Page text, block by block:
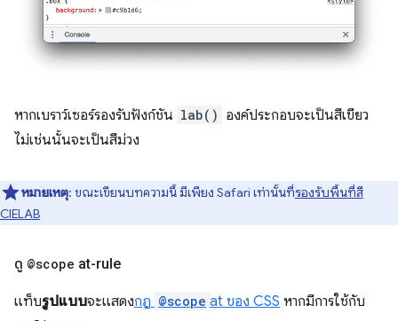
หากเบราว์เซอร์รองรับฟังก์ชัน lab() องค์ประกอบจะเป็นสีเขียว
ไม่เช่นนั้นจะเป็นสีม่วง
หมายเหตุ: ขณะเขียนบทความนี้ มีเพียง Safari เท่านั้นที่รองรับพื้นที่สี
CIELAB
ดู @scope at-rule
แท็บรูปแบบจะแสดงกฎ @scope at ของ CSS หากมีการใช้กับ